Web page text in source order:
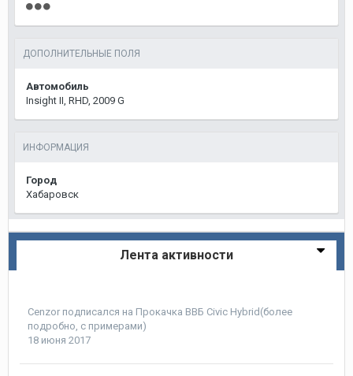
ДОПОЛНИТЕЛЬНЫЕ ПОЛЯ
Автомобиль
Insight II, RHD, 2009 G
ИНФОРМАЦИЯ
Город
Хабаровск
Лента активности
Cenzor подписался на Прокачка ВВБ Civic Hybrid(более
подробно, с примерами)
18 июня 2017